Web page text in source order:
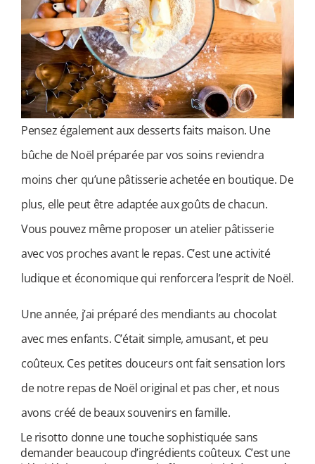
Pensez également aux desserts faits maison. Une
bûche de Noël préparée par vos soins reviendra
moins cher qu’une pâtisserie achetée en boutique. De
plus, elle peut être adaptée aux goûts de chacun.
Vous pouvez même proposer un atelier pâtisserie
avec vos proches avant le repas. C’est une activité
ludique et économique qui renforcera l’esprit de Noël.
Une année, j’ai préparé des mendiants au chocolat
avec mes enfants. C’était simple, amusant, et peu
coûteux. Ces petites douceurs ont fait sensation lors
de notre repas de Noël original et pas cher, et nous
avons créé de beaux souvenirs en famille.
Le risotto donne une touche sophistiquée sans
demander beaucoup d’ingrédients coûteux. C’est une